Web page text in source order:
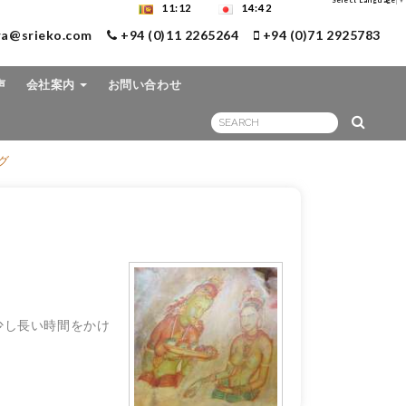
会社案内 お問い合わせ
+94 (0)11 2265264 +94 (0)71 2925783
11:12 14:42
長い時間をかけ